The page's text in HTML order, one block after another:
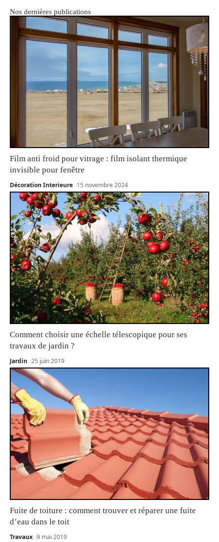
Nos dernières publications
Film anti froid pour vitrage : film isolant thermique
invisible pour fenêtre
Décoration Interieure 15 novembre 2024
Comment choisir une échelle télescopique pour ses
travaux de jardin ?
Jardin 25 juin 2019
Fuite de toiture : comment trouver et réparer une fuite
d’eau dans le toit
Travaux 9 mai 2019